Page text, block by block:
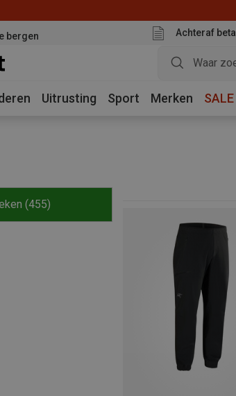
bergen Achteraf
Uitrusting Sport Merken SALE
(455)